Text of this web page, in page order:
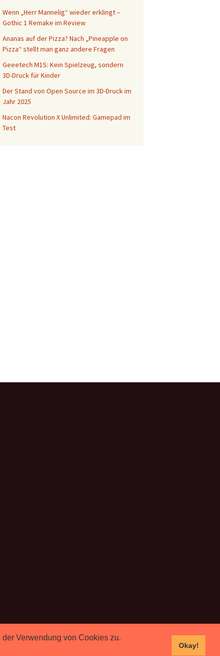
Verwendung von Cookies zu.
Okay!
Wenn „Herr Mannelig“ wieder erklingt –
Gothic 1 Remake im Review
Ananas auf der Pizza? Nach „Pineapple on
Pizza“ stellt man ganz andere Fragen
Geeetech M1S: Kein Spielzeug, sondern
3D-Druck für Kinder
Der Stand von Open Source im 3D-Druck im
Jahr 2025
Nacon Revolution X Unlimited: Gamepad im
Test